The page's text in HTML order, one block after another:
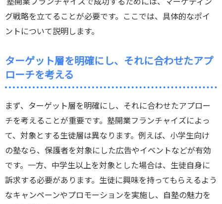
グ戦略を立てることが必要です。ここでは、具体的なポイ
ントについて説明します。
ターゲット層を明確にし、それに合わせたアプ
ローチを考える
まず、ターゲット層を明確にし、それに合わせたアプロー
チを考えることが重要です。塾開業フランチャイズによっ
て、対象とする生徒層は異なります。例えば、小学生向け
の塾なら、保護者を対象にした広告やイベントなどが有効
です。一方、中学生以上を対象とした場合は、生徒自身に
訴求する必要があります。生徒に興味を持ってもらえるよう
なキャンペーンやプロモーションを実施し、自塾の魅力を